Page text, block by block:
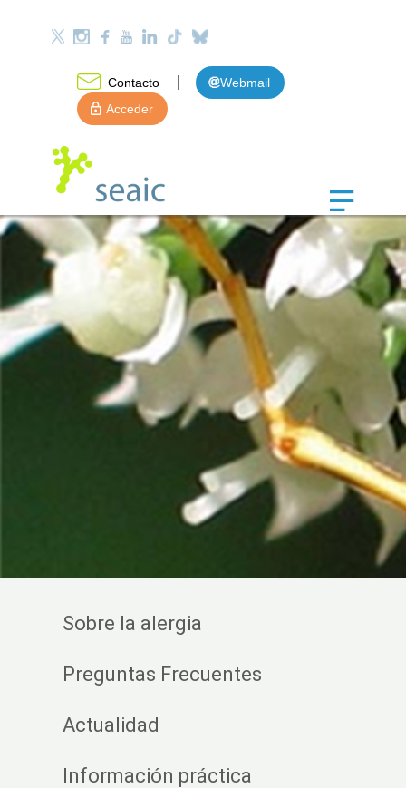
Contacto
Webmail
Acceder
Sobre la alergia
Preguntas Frecuentes
Actualidad
Información práctica